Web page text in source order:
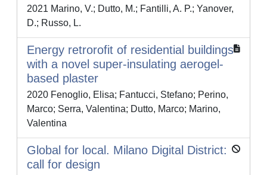
2021 Marino, V.; Dutto, M.; Fantilli, A. P.; Yanover,
D.; Russo, L.
Energy retrorofit of residential buildings
with a novel super-insulating aerogel-
based plaster
2020 Fenoglio, Elisa; Fantucci, Stefano; Perino,
Marco; Serra, Valentina; Dutto, Marco; Marino,
Valentina
Global for local. Milano Digital District:
call for design